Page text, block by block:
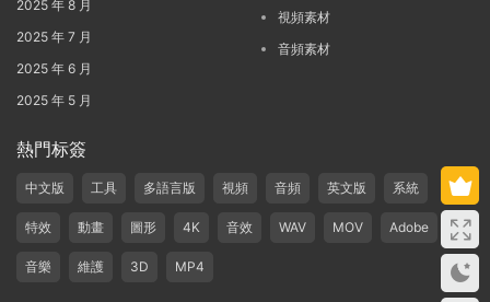
2025 年 8 月
2025 年 7 月
2025 年 6 月
2025 年 5 月
視頻素材
音頻素材
熱門标簽
中文版 工具 多語言版 視頻 音頻 英文版 系統
特效 動畫 圖形 4K 音效 WAV MOV Adobe
音樂 維護 3D MP4